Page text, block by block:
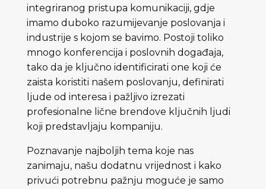
integriranog pristupa komunikaciji, gdje
imamo duboko razumijevanje poslovanja i
industrije s kojom se bavimo. Postoji toliko
mnogo konferencija i poslovnih događaja,
tako da je ključno identificirati one koji će
zaista koristiti našem poslovanju, definirati
ljude od interesa i pažljivo izrezati
profesionalne lične brendove ključnih ljudi
koji predstavljaju kompaniju.
Poznavanje najboljih tema koje nas
zanimaju, našu dodatnu vrijednost i kako
privući potrebnu pažnju moguće je samo